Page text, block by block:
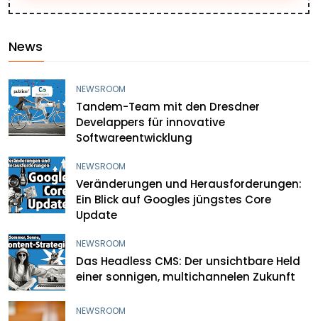
News
NEWSROOM
Tandem-Team mit den Dresdner
Develappers für innovative
Softwareentwicklung
NEWSROOM
Veränderungen und Herausforderungen:
Ein Blick auf Googles jüngstes Core
Update
NEWSROOM
Das Headless CMS: Der unsichtbare Held
einer sonnigen, multichannelen Zukunft
NEWSROOM